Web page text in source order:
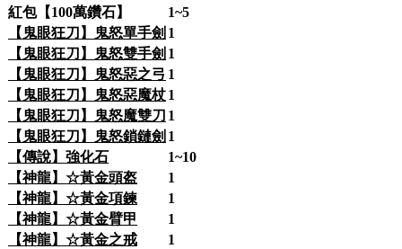
紅包【100萬鑽石】
1~5
【鬼眼狂刀】鬼怒單手劍 1
【鬼眼狂刀】鬼怒雙手劍 1
【鬼眼狂刀】鬼怒惡之弓 1
【鬼眼狂刀】鬼怒惡魔杖1
【鬼眼狂刀】鬼怒魔雙刀 1
【鬼眼狂刀】鬼怒鎖鏈劍 1
【傳說】強化石
1~10
【神龍】☆黃金頭盔
1
【神龍】☆黃金項鍊
1
【神龍】☆黃金臂甲
1
【神龍】☆黃金之戒
1